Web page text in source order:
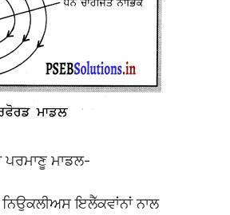
ਪਰਮਾਣੂ ਮਾਡਲ-
ਨਿਉਕਲੀਅਸ ਇਲੈੱਕਵਾਂਨਾਂ ਨਾਲ